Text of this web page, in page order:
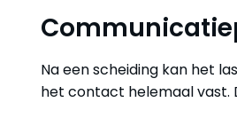
Na een scheiding kan het
het contact helemaal vast.